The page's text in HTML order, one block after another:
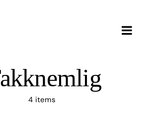
4 items